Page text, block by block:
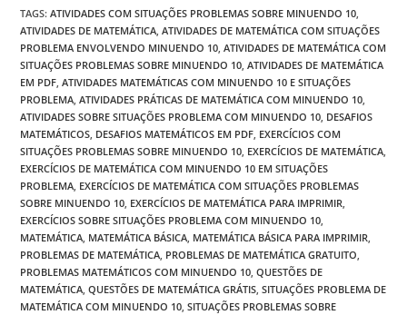
TAGS:ATIVIDADES COM SITUAÇÕES PROBLEMAS SOBRE MINUENDO 10
ATIVIDADES DE MATEMÁTICA ATIVIDADES DE MATEMÁTICA COM SITUAÇÕES
PROBLEMA ENVOLVENDO MINUENDO 10 ATIVIDADES DE MATEMÁTICA COM
SITUAÇÕES PROBLEMAS SOBRE MINUENDO 10 ATIVIDADES DE MATEMÁTICA
EM PDF ATIVIDADES MATEMÁTICAS COM MINUENDO 10 E SITUAÇÕES
PROBLEMA ATIVIDADES PRÁTICAS DE MATEMÁTICA COM MINUENDO 10
ATIVIDADES SOBRE SITUAÇÕES PROBLEMA COM MINUENDO 10 DESAFIOS
MATEMÁTICOS DESAFIOS MATEMÁTICOS EM PDF EXERCÍCIOS COM
SITUAÇÕES PROBLEMAS SOBRE MINUENDO 10 EXERCÍCIOS DE MATEMÁTICA
EXERCÍCIOS DE MATEMÁTICA COM MINUENDO 10 EM SITUAÇÕES
PROBLEMA EXERCÍCIOS DE MATEMÁTICA COM SITUAÇÕES PROBLEMAS
SOBRE MINUENDO 10 EXERCÍCIOS DE MATEMÁTICA PARA IMPRIMIR
EXERCÍCIOS SOBRE SITUAÇÕES PROBLEMA COM MINUENDO 10
MATEMÁTICA MATEMÁTICA BÁSICA MATEMÁTICA BÁSICA PARA IMPRIMIR
PROBLEMAS DE MATEMÁTICA PROBLEMAS DE MATEMÁTICA GRATUITO
PROBLEMAS MATEMÁTICOS COM MINUENDO 10 QUESTÕES DE
MATEMÁTICA QUESTÕES DE MATEMÁTICA GRÁTIS SITUAÇÕES PROBLEMA DE
MATEMÁTICA COM MINUENDO 10 SITUAÇÕES PROBLEMAS SOBRE